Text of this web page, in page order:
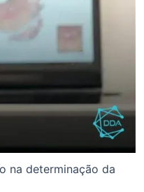
na determinação da